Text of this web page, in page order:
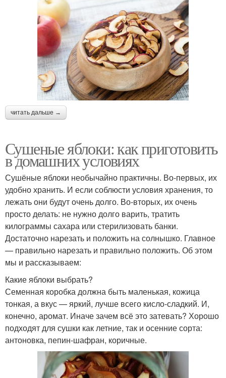
читать дальше →
Сушеные яблоки: как приготовить
в домашних условиях
Сушёные яблоки необычайно практичны. Во-первых, их
удобно хранить. И если соблюсти условия хранения, то
лежать они будут очень долго. Во-вторых, их очень
просто делать: не нужно долго варить, тратить
килограммы сахара или стерилизовать банки.
Достаточно нарезать и положить на солнышко. Главное
— правильно нарезать и правильно положить. Об этом
мы и рассказываем:
Какие яблоки выбрать?
Семенная коробка должна быть маленькая, кожица
тонкая, а вкус — яркий, лучше всего кисло-сладкий. И,
конечно, аромат. Иначе зачем всё это затевать? Хорошо
подходят для сушки как летние, так и осенние сорта:
антоновка, пепин-шафран, коричные.